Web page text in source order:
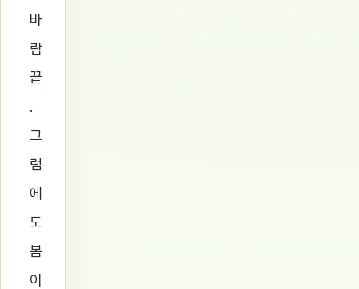
바
람
끝
.
그
럼
에
도
봄
이